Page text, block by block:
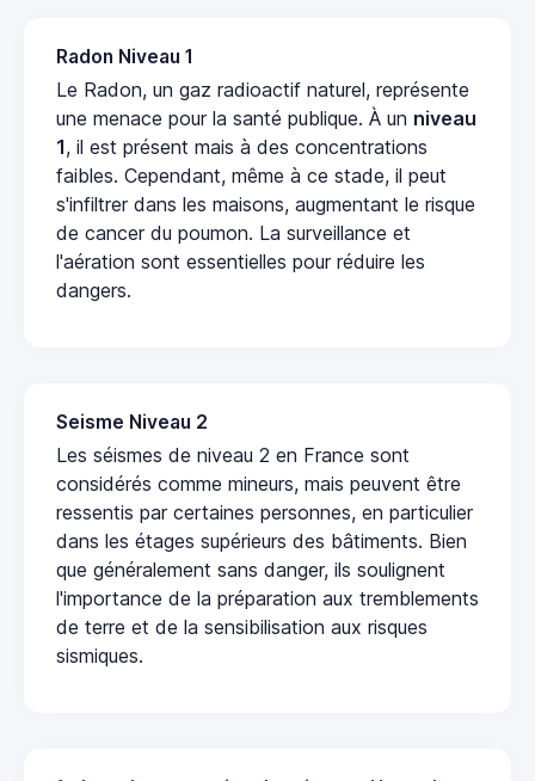
Radon Niveau 1
Le Radon, un gaz radioactif naturel, représente
une menace pour la santé publique. À un niveau
1, il est présent mais à des concentrations
faibles. Cependant, même à ce stade, il peut
s'infiltrer dans les maisons, augmentant le risque
de cancer du poumon. La surveillance et
l'aération sont essentielles pour réduire les
dangers.
Seisme Niveau 2
Les séismes de niveau 2 en France sont
considérés comme mineurs, mais peuvent être
ressentis par certaines personnes, en particulier
dans les étages supérieurs des bâtiments. Bien
que généralement sans danger, ils soulignent
l'importance de la préparation aux tremblements
de terre et de la sensibilisation aux risques
sismiques.